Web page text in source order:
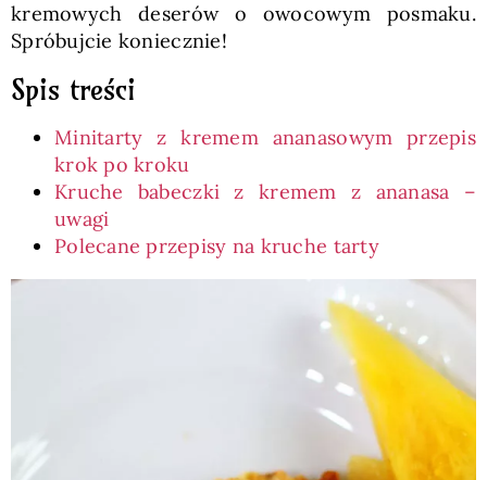
kremowych deserów o owocowym posmaku.
Spróbujcie koniecznie!
Spis treści
Minitarty z kremem ananasowym przepis
krok po kroku
Kruche babeczki z kremem z ananasa –
uwagi
Polecane przepisy na kruche tarty